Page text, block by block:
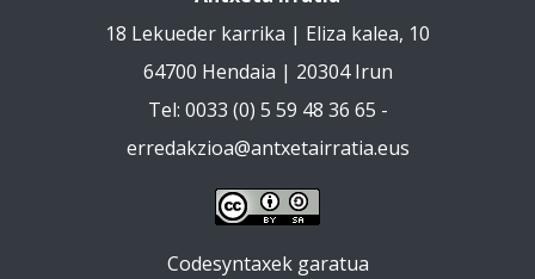
18 Lekueder karrika | Eliza kalea, 10
64700 Hendaia | 20304 Irun
Tel: 0033 (0) 5 59 48 36 65 -
erredakzioa@antxetairratia.eus
Codesyntaxek garatua